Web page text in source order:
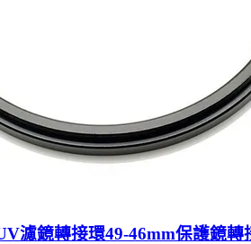
濾鏡轉接環49-46mm保護鏡